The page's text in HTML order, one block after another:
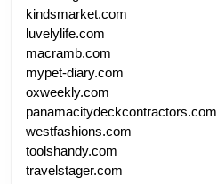
kindsmarket.com
luvelylife.com
macramb.com
mypet-diary.com
oxweekly.com
panamacitydeckcontractors.com
westfashions.com
toolshandy.com
travelstager.com